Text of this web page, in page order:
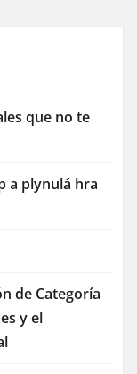
que no te
a plynulá hra
de Categoría
y el